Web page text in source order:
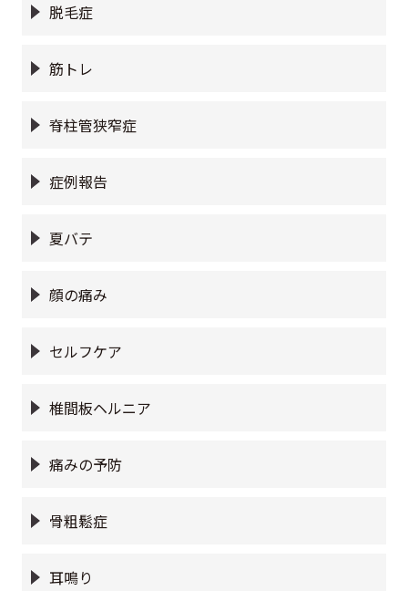
脱毛症
筋トレ
脊柱管狭窄症
症例報告
夏バテ
顔の痛み
セルフケア
椎間板ヘルニア
痛みの予防
骨粗鬆症
耳鳴り